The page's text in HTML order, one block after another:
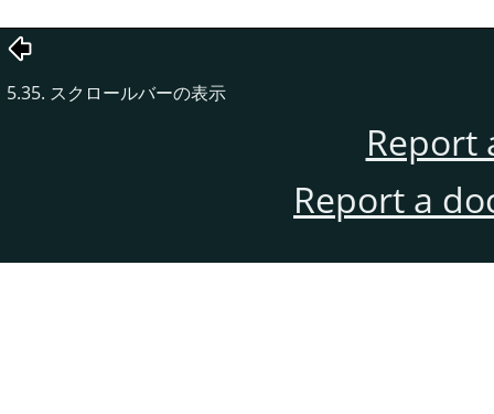
5.35. スクロールバーの表示
Report
Report a